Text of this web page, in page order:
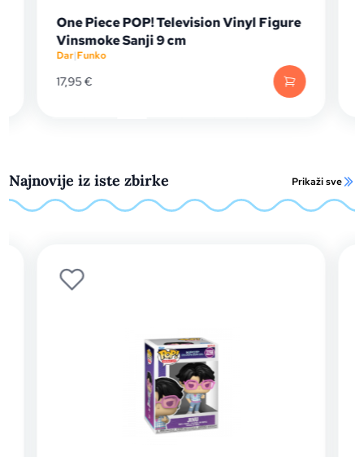
Television Vinyl Figure
Funko Pop Plus:
Najnovije iz iste zbirke Prikaži sve